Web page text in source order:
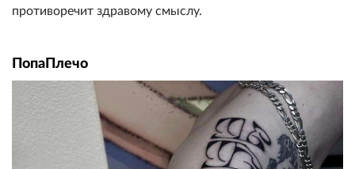
противоречит здравому смыслу.
ПопаПлечо